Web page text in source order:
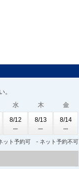
。
水
8/12
木
8/13
金
8/14
ット予約可 - ネット予約不可